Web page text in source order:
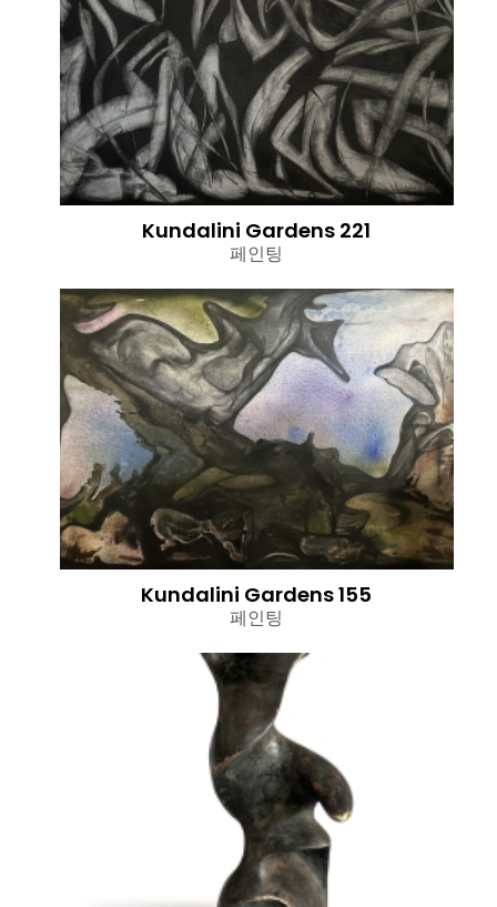
Kundalini Gardens 221
페인팅
Kundalini Gardens 155
페인팅